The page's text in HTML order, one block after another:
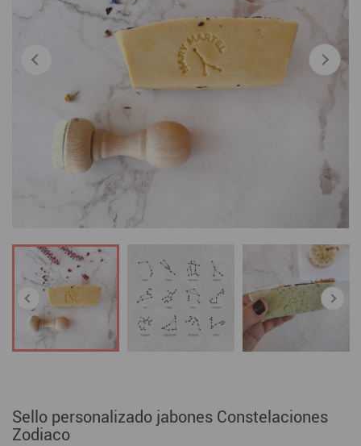
Sello personalizado jabones Constelaciones
Zodiaco